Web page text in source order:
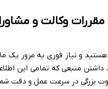
وکالت و
و نیاز فوری به مرور یک
داشتن منبعی که تمامی این
بزرگی در سرعت عمل و دقت